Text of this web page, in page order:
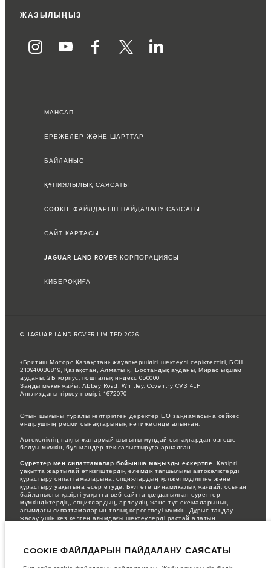
ЖАЗЫЛЫҢЫЗ
МАНСАП
ЕРЕЖЕЛЕР ЖӘНЕ ШАРТТАР
БАЙЛАНЫС
ҚҰПИЯЛЫЛЫҚ САЯСАТЫ
COOKIE ФАЙЛДАРЫН ПАЙДАЛАНУ САЯСАТЫ
САЙТ КАРТАСЫ
JAGUAR LAND ROVER КОРПОРАЦИЯСЫ
КИБЕРОҚИҒА
© JAGUAR LAND ROVER LIMITED 2026
«Бритиш Моторс Қазақстан» жауапкершілігі шектеулі серіктестігі, БСН
210940036819, Қазақстан, Алматы қ., Бостандық ауданы, Мирас ықшам
ауданы, 2Б корпус, пошталық индекс 050000
Заңды мекенжайы: Abbey Road, Whitley, Coventry CV3 4LF
Англиядағы тіркеу нөмірі: 1672070
Отын шығыны туралы келтірілген деректер ЕО заңнамасына сәйкес
өндірушінің ресми сынақтарының нәтижесінде алынған.
Автокөліктің нақты жанармай шығыны мұндай сынақтардан өзгеше
болуы мүмкін, бұл мәндер тек салыстыруға арналған.
Суреттер мен сипаттамалар бойынша маңызды ескертпе. Қазіргі
уақытта жартылай өткізгіштердің әлемдік тапшылығы автокөліктерді
құрастыру сипаттамаларына, опциялардың қолжетімділігіне және
құрастыру уақытына әсер етуде. Бұл өте динамикалық жағдай, осыған
байланысты қазіргі уақытта веб-сайтта қолданылған суреттер
мүмкіндіктердің, опциялардың, әрлеудің және түс схемаларының
ағымдағы сипаттамаларын толық көрсетпеуі мүмкін. Дұрыс таңдау
жасау үшін кез келген ағымдағы шектеулерді растай алатын
мен түстер еуропалық автокөлік жинақтамалары үшін көрсетілген.
мүмкін. Кейбір автокөліктер кейбір нарықтар үшін қолжетімді болмауы
COOKIE ФАЙЛДАРЫН ПАЙДАЛАНУ САЯСАТЫ